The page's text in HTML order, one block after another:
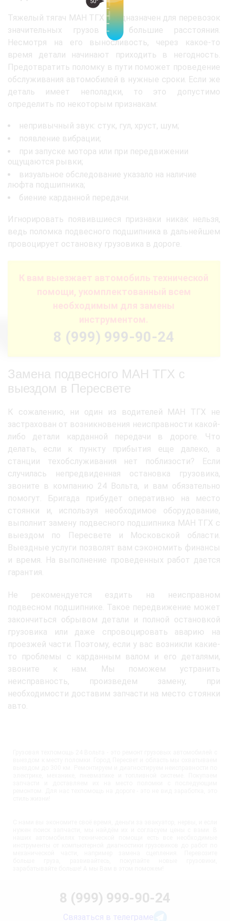
Тяжелый тягач МАН ТГХ предназначен для перевозок
значительных грузов на большие расстояния.
Несмотря на его выносливость, через какое-то
время детали начинают приходить в негодность.
Предотвратить поломку в пути поможет проведение
обслуживания автомобилей в нужные сроки. Если же
деталь имеет неполадки, то это допустимо
определить по некоторым признакам:
непривычный звук: стук, гул, хруст, шум;
появление вибрации;
при запуске мотора или при передвижении
ощущаются рывки;
визуальное обследование указало на наличие
люфта подшипника;
биение карданной передачи.
Игнорировать появившиеся признаки никак нельзя,
ведь поломка подвесного подшипника в дальнейшем
провоцирует остановку грузовика в дороге.
К вам выезжает автомобиль технической
помощи, укомплектованный всем
необходимым для замены
инструментом.
8 (999) 999-90-24
Замена подвесного МАН ТГХ с
выездом в Пересвете
К сожалению, ни один из водителей МАН ТГХ не
застрахован от возникновения неисправности какой-
либо детали карданной передачи в дороге. Что
делать, если к пункту прибытия еще далеко, а
станции техобслуживания нет поблизости? Если
случилась непредвиденная остановка грузовика,
звоните в компанию 24 Вольта, и вам обязательно
помогут. Бригада прибудет оперативно на место
стоянки и, используя необходимое оборудование,
выполнит замену подвесного подшипника МАН ТГХ с
выездом по Пересвете и Московской области.
Выездные услуги позволят вам сэкономить финансы
и время. На выполнение проведенных работ дается
гарантия.
Не рекомендуется ездить на неисправном
подвесном подшипнике. Такое передвижение может
закончиться обрывом детали и полной остановкой
грузовика или даже спровоцировать аварию на
проезжей части. Поэтому, если у вас возникли какие-
то проблемы с карданным валом и его деталями,
звоните к нам. Мы поможем устранить
неисправность, произведем замену, при
необходимости доставим запчасти на место стоянки
авто.
8 (999) 999-90-24
Связаться в телеграме